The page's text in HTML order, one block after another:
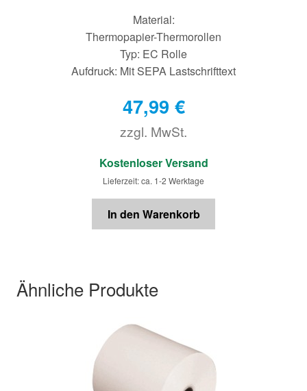
Material:
Thermopapier-Thermorollen
Typ: EC Rolle
Aufdruck: Mit SEPA Lastschrifttext
47,99 €
zzgl. MwSt.
€
Kostenloser Versand
Lieferzeit: ca. 1-2 Werktage
In den Warenkorb
Ähnliche Produkte